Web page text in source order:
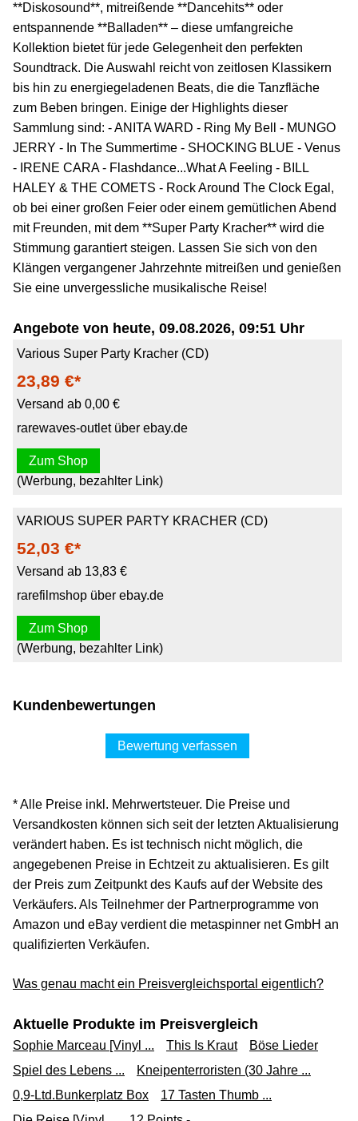
**Diskosound**, mitreißende **Dancehits** oder
entspannende **Balladen** – diese umfangreiche
Kollektion bietet für jede Gelegenheit den perfekten
Soundtrack. Die Auswahl reicht von zeitlosen Klassikern
bis hin zu energiegeladenen Beats, die die Tanzfläche
zum Beben bringen. Einige der Highlights dieser
Sammlung sind: - ANITA WARD - Ring My Bell - MUNGO
JERRY - In The Summertime - SHOCKING BLUE - Venus
- IRENE CARA - Flashdance...What A Feeling - BILL
HALEY & THE COMETS - Rock Around The Clock Egal,
ob bei einer großen Feier oder einem gemütlichen Abend
mit Freunden, mit dem **Super Party Kracher** wird die
Stimmung garantiert steigen. Lassen Sie sich von den
Klängen vergangener Jahrzehnte mitreißen und genießen
Sie eine unvergessliche musikalische Reise!
Angebote von heute, 09.08.2026, 09:51 Uhr
Various Super Party Kracher (CD)
23,89 €*
Versand ab 0,00 €
rarewaves-outlet über ebay.de
Zum Shop
(Werbung, bezahlter Link)
VARIOUS SUPER PARTY KRACHER (CD)
52,03 €*
Versand ab 13,83 €
rarefilmshop über ebay.de
Zum Shop
(Werbung, bezahlter Link)
Kundenbewertungen
Bewertung verfassen
* Alle Preise inkl. Mehrwertsteuer. Die Preise und
Versandkosten können sich seit der letzten Aktualisierung
verändert haben. Es ist technisch nicht möglich, die
angegebenen Preise in Echtzeit zu aktualisieren. Es gilt
der Preis zum Zeitpunkt des Kaufs auf der Website des
Verkäufers. Als Teilnehmer der Partnerprogramme von
Amazon und eBay verdient die metaspinner net GmbH an
qualifizierten Verkäufen.
Was genau macht ein Preisvergleichsportal eigentlich?
Aktuelle Produkte im Preisvergleich
Sophie Marceau [Vinyl ... This Is Kraut
Böse Lieder
Spiel des Lebens ...
Kneipenterroristen (30 Jahre ...
0,9-Ltd.Bunkerplatz Box
17 Tasten Thumb ...